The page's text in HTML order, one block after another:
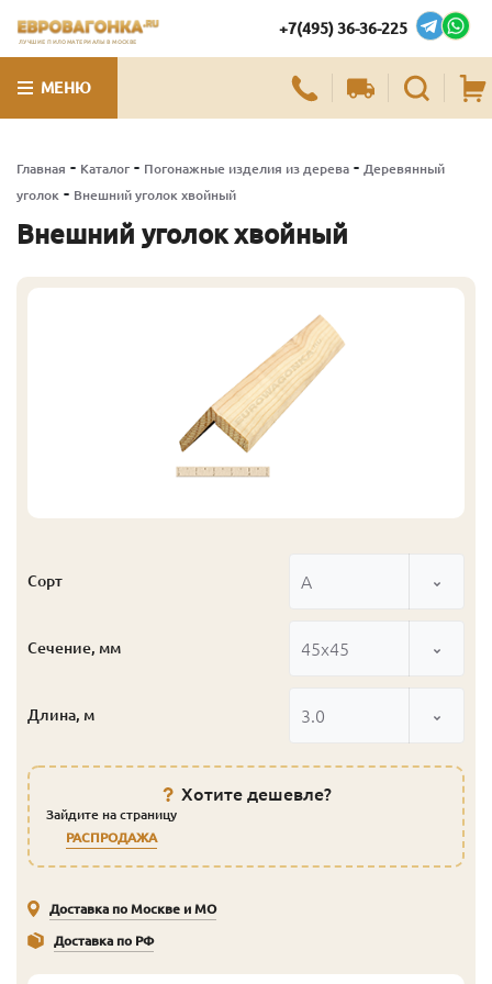
ЛУЧШИЕ ПИЛОМАТЕРИАЛЫ В МОСКВЕ
+7(495) 36-36-225
МЕНЮ
Главная - Каталог - Погонажные изделия из дерева - Деревянный
уголок - Внешний уголок хвойный
Внешний уголок хвойный
Сорт А
Сечение, мм 45x45
Длина, м 3.0
Хотите дешевле?
Зайдите на страницу
РАСПРОДАЖА
Доставка по Москве и МО
Доставка по РФ